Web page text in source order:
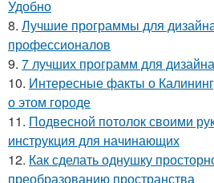
Удобно
8. Лучшие программы для
профессионалов
9. 7 лучших программ для
10. Интересные факты о
о этом городе
11. Подвесной потолок своими
инструкция для начинающих
12. Как сделать однушку
преобразованию пространства